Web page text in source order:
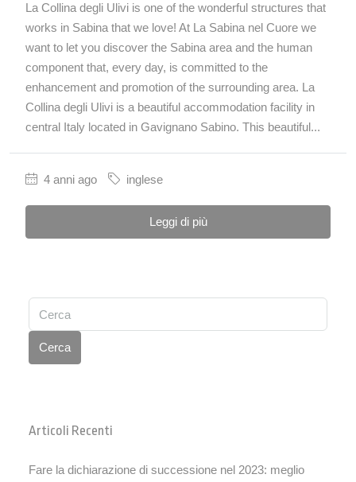
La Collina degli Ulivi is one of the wonderful structures that
works in Sabina that we love! At La Sabina nel Cuore we
want to let you discover the Sabina area and the human
component that, every day, is committed to the
enhancement and promotion of the surrounding area. La
Collina degli Ulivi is a beautiful accommodation facility in
central Italy located in Gavignano Sabino. This beautiful...
4 anni ago inglese
Leggi di più
Cerca
Articoli Recenti
Fare la dichiarazione di successione nel 2023: meglio